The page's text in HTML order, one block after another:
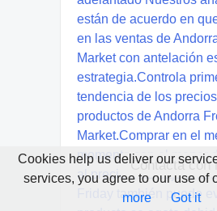
Cookies help us deliver our
services, you agree to our use of
more
Got it
Contacta con